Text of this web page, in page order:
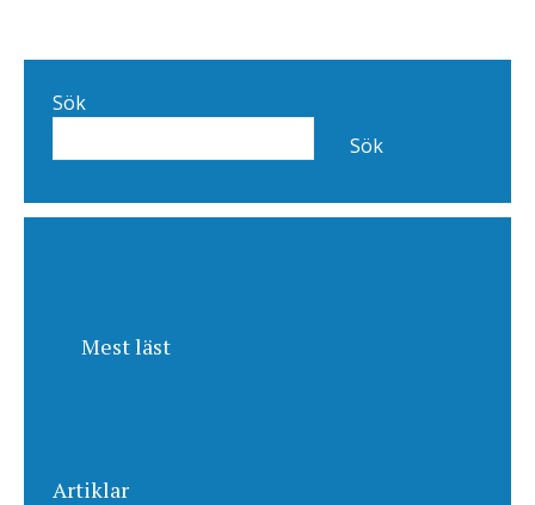
Sök
Sök
Mest läst
Artiklar